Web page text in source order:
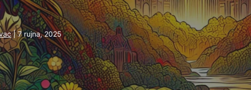
| 7 rujna, 2025